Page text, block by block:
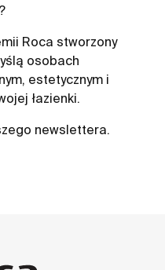
Roca stworzony
osobach
estetycznym i
łazienki.
newslettera.